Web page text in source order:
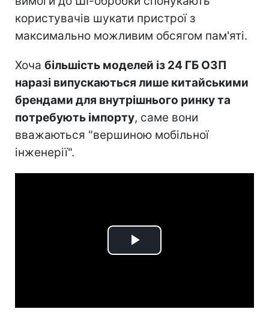
користувачів шукати пристрої з
максимально можливим обсягом пам'яті.
Хоча більшість моделей із 24 ГБ ОЗП
наразі випускаються лише китайськими
брендами для внутрішнього ринку та
потребують імпорту, саме вони
вважаються "вершиною мобільної
інженерії".
Play